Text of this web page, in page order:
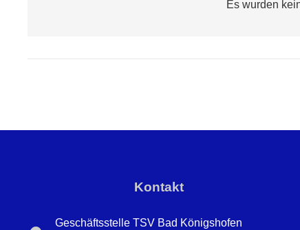
Es wurden
Kontakt
Geschäftsstelle TSV Bad Königshofen